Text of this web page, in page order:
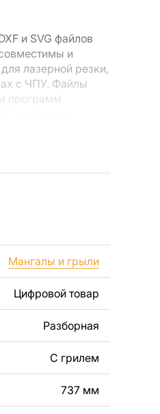
и SVG файлов
и
лазерной резки,
с ЧПУ. Файлы
программ
созданы с
что
изображение,
дизайн изделия.
изделия из
с нами в
Мангалы и грыли
Цифровой товар
Разборная
С грилем
737 мм